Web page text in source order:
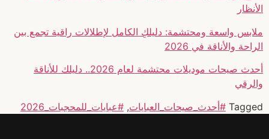
الأنظار
ملابس واسعة ومحتشمة: دليلكِ الكامل لإطلالات راقية تجمع بين
الراحة والأناقة في 2026
أحدث صيحات موديلات محتشمة لعام 2026.. دليلك للأناقة
والرقي
Tagged #أحدث_صيحات_العبايات, #عبايات_للمحجبات_2026